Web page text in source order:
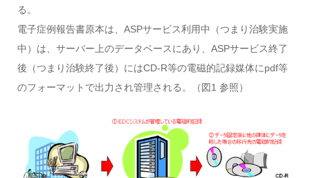
る。
電子症例報告書原本は、ASPサービス利用中（つまり治験実施
中）は、サーバー上のデータベースにあり、ASPサービス終了
後（つまり治験終了後）にはCD-R等の電磁的記録媒体にpdf等
のフォーマットで出力され管理される。（図1 参照）